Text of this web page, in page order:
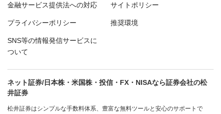
金融サービス提供法への対応 サイトポリシー
プライバシーポリシー 推奨環境
SNS等の情報発信サービスに
ついて
ネット証券/日本株・米国株・投信・FX・NISAなら証券会社の松
井証券
松井証券はシンプルな手数料体系、豊富な無料ツールと安心のサポートで